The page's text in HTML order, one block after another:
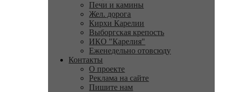
Печи и камины
Жел. дорога
Кирхи Карелии
Выборгская крепость
ИКО "Карелия"
Еженедельно отовсюду
Контакты
О проекте
Реклама на сайте
Пишите нам